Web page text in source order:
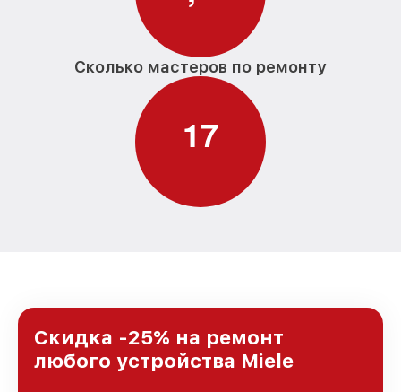
Сколько мастеров по ремонту
17
Скидка -25% на ремонт
любого устройства Miele